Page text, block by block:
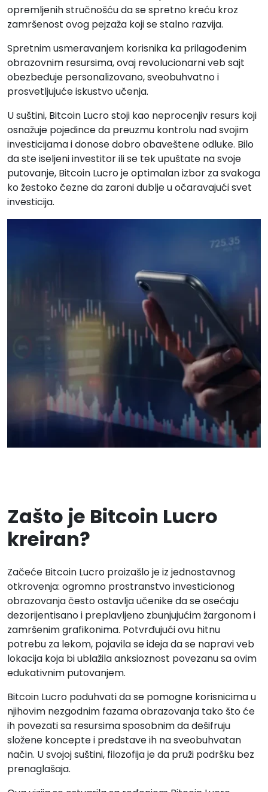
opremljenih stručnošću da se spretno kreću kroz
zamršenost ovog pejzaža koji se stalno razvija.
Spretnim usmeravanjem korisnika ka prilagođenim
obrazovnim resursima, ovaj revolucionarni veb sajt
obezbeđuje personalizovano, sveobuhvatno i
prosvetljujuće iskustvo učenja.
U suštini, Bitcoin Lucro stoji kao neprocenjiv resurs koji
osnažuje pojedince da preuzmu kontrolu nad svojim
investicijama i donose dobro obaveštene odluke. Bilo
da ste iseljeni investitor ili se tek upuštate na svoje
putovanje, Bitcoin Lucro je optimalan izbor za svakoga
ko žestoko čezne da zaroni dublje u očaravajući svet
investicija.
Zašto je Bitcoin Lucro
kreiran?
Začeće Bitcoin Lucro proizašlo je iz jednostavnog
otkrovenja: ogromno prostranstvo investicionog
obrazovanja često ostavlja učenike da se osećaju
dezorijentisano i preplavljeno zbunjujućim žargonom i
zamršenim grafikonima. Potvrđujući ovu hitnu
potrebu za lekom, pojavila se ideja da se napravi veb
lokacija koja bi ublažila anksioznost povezanu sa ovim
edukativnim putovanjem.
Bitcoin Lucro poduhvati da se pomogne korisnicima u
njihovim nezgodnim fazama obrazovanja tako što će
ih povezati sa resursima sposobnim da dešifruju
složene koncepte i predstave ih na sveobuhvatan
način. U svojoj suštini, filozofija je da pruži podršku bez
prenaglašaja.